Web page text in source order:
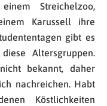
Streichelzoo,
Karussell ihre
gibt es
Altersgruppen.
bekannt, daher
nachreichen. Habt
Köstlichkeiten